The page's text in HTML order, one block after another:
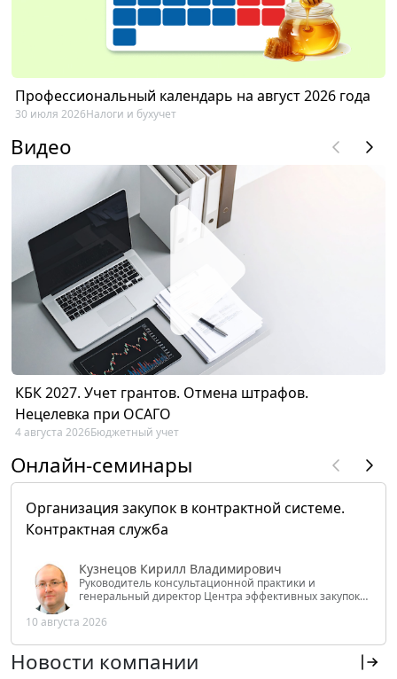
Профессиональный календарь на август 2026 года
30 июля 2026Налоги и бухучет
Видео
КБК 2027. Учет грантов. Отмена штрафов.
Нецелевка при ОСАГО
4 августа 2026Бюджетный учет
Онлайн-семинары
Организация закупок в контрактной системе.
Контрактная служба
Кузнецов Кирилл Владимирович
Руководитель консультационной практики и
генеральный директор Центра эффективных закупок
РФ
10 августа 2026
Новости компании